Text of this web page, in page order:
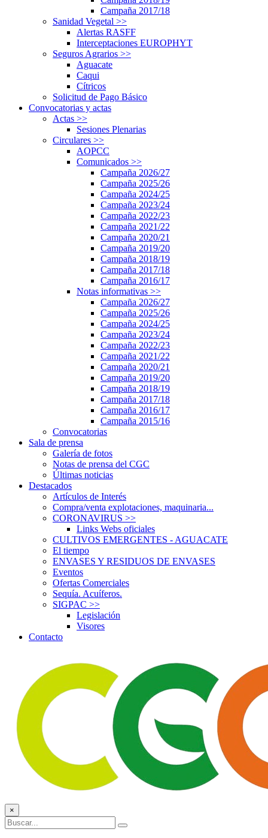
Campaña 2017/18
Sanidad Vegetal >>
Alertas RASFF
Interceptaciones EUROPHYT
Seguros Agrarios >>
Aguacate
Caqui
Cítricos
Solicitud de Pago Básico
Convocatorias y actas
Actas >>
Sesiones Plenarias
Circulares >>
AOPCC
Comunicados >>
Campaña 2026/27
Campaña 2025/26
Campaña 2024/25
Campaña 2023/24
Campaña 2022/23
Campaña 2021/22
Campaña 2020/21
Campaña 2019/20
Campaña 2018/19
Campaña 2017/18
Campaña 2016/17
Notas informativas >>
Campaña 2026/27
Campaña 2025/26
Campaña 2024/25
Campaña 2023/24
Campaña 2022/23
Campaña 2021/22
Campaña 2020/21
Campaña 2019/20
Campaña 2018/19
Campaña 2017/18
Campaña 2016/17
Campaña 2015/16
Convocatorias
Sala de prensa
Galería de fotos
Notas de prensa del CGC
Últimas noticias
Destacados
Artículos de Interés
Compra/venta explotaciones, maquinaria...
CORONAVIRUS >>
Links Webs oficiales
CULTIVOS EMERGENTES - AGUACATE
El tiempo
ENVASES Y RESIDUOS DE ENVASES
Eventos
Ofertas Comerciales
Sequía. Acuíferos.
SIGPAC >>
Legislación
Visores
Contacto
×